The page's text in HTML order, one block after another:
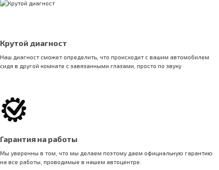
Крутой диагност
Наш диагност сможет определить, что происходит с вашим автомобилем
сидя в другой комнате с завязанными глазами, просто по звуку
Гарантия на работы
Мы уверенны в том, что мы делаем поэтому даем официальную гарантию
на все работы, проводимые в нашем автоцентре.